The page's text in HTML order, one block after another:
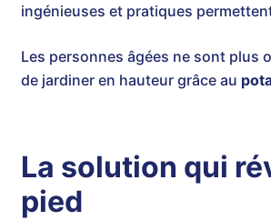
ingénieuses et pratiques
Les personnes âgées ne sont plus
de jardiner en hauteur grâce au
La solution qui
pied